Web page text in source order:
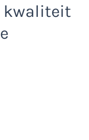
kwaliteit